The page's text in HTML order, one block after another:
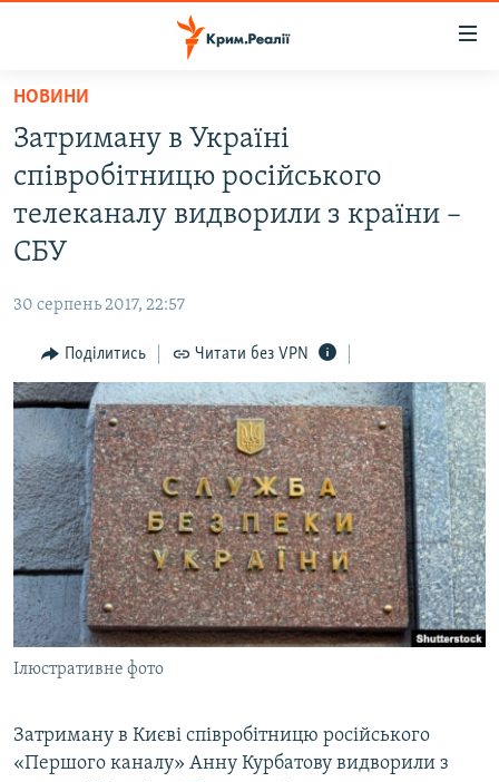
Перейти
основного
матеріалу
Перейти
до
основної
Перейти
пошуку
ВОДА.КРИМ
ВІДЕО ТА ФОТО
ПОЛІТИКА
ПОГЛЯД
ІНТЕРВ'Ю
ВСЕ ЗА ДЕНЬ
СПЕЦПРОЕКТИ
ДЕПОРТАЦІЯ
ВІДЕОУРОКИ «ELIFBE»
СВІДЧЕННЯ ОКУПАЦІЇ
УКРАЇНСЬКА ПРОБЛЕМА КРИМУ
ІНФОГРАФІКА
ЯК ОБІЙТИ БЛОКУВАННЯ
Русский
Qırımtatar
ДОЛУЧАЙСЯ!
Усі сайти RFE/RL
НОВИНИ
Затриману в Україні
співробітницю російського
телеканалу видворили з країни –
СБУ
30 серпень 2017, 22:57
Поділитись Читати без VPN
Ілюстративне фото
Затриману в Києві співробітницю російського
«Першого каналу» Анну Курбатову видворили з